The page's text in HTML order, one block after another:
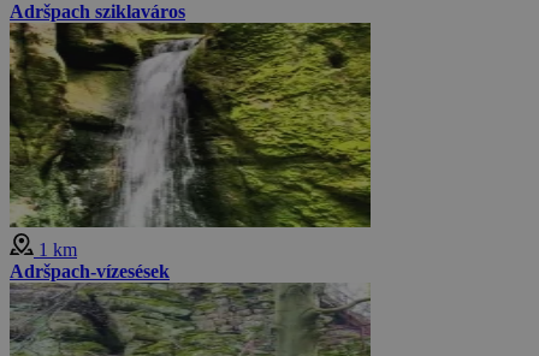
Adršpach sziklaváros
1 km
Adršpach-vízesések